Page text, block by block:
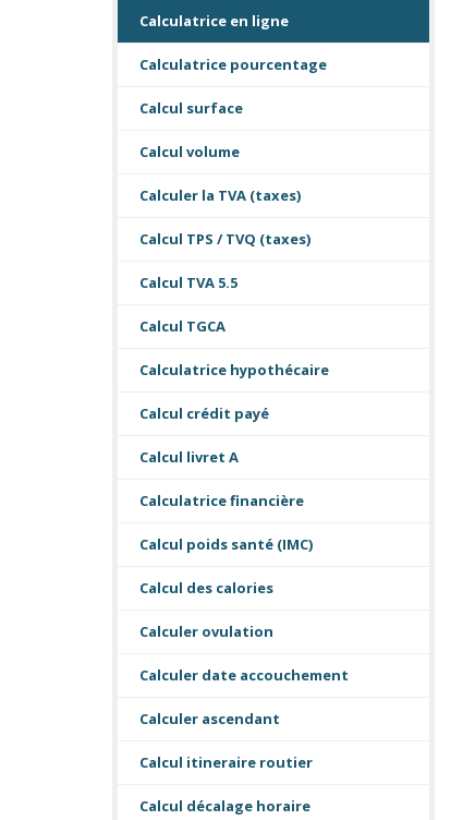
Calculatrice en ligne
Calculatrice pourcentage
Calcul surface
Calcul volume
Calculer la TVA (taxes)
Calcul TPS / TVQ (taxes)
Calcul TVA 5.5
Calcul TGCA
Calculatrice hypothécaire
Calcul crédit payé
Calcul livret A
Calculatrice financière
Calcul poids santé (IMC)
Calcul des calories
Calculer ovulation
Calculer date accouchement
Calculer ascendant
Calcul itineraire routier
Calcul décalage horaire